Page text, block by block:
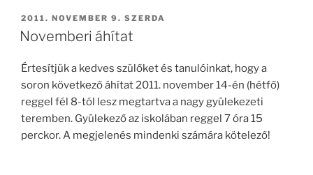
BEKÜLDVE:
2011. NOVEMBER 9. SZERDA
Novemberi áhítat
Értesítjük a kedves szülőket és tanulóinkat, hogy a
soron következő áhítat 2011. november 14-én (hétfő)
reggel fél 8-tól lesz megtartva a nagy gyülekezeti
teremben. Gyülekező az iskolában reggel 7 óra 15
perckor. A megjelenés mindenki számára kötelező!